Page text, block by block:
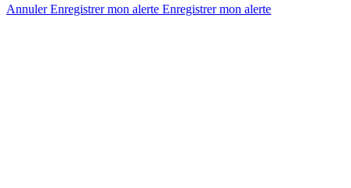
AnnulerEnregistrer mon alerte Enregistrermon alerte